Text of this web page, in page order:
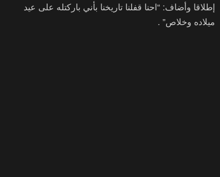
إطلاقا وأضاف: “احنا قفلنا تاريخنا بأني باركتله على عيد
ميلاده وخلاص” .